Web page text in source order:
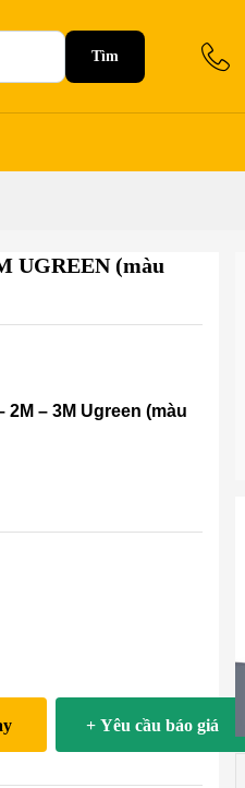
Tìm
UGREEN (màu
– 3M Ugreen (màu
+ Yêu cầu báo giá